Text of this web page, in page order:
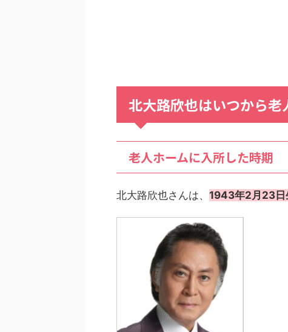
北大路欣也はいつから老
老人ホームに入所した時期
北大路欣也さんは、 1943年2月23日